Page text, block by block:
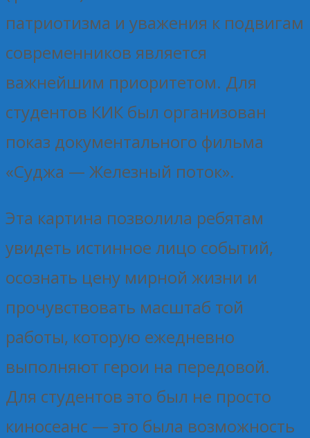
патриотизма и уважения к подвигам
современников является
важнейшим приоритетом. Для
студентов КИК был организован
показ документального фильма
«Суджа — Железный поток».
Эта картина позволила ребятам
увидеть истинное лицо событий,
осознать цену мирной жизни и
прочувствовать масштаб той
работы, которую ежедневно
выполняют герои на передовой.
Для студентов это был не просто
киносеанс — это была возможность